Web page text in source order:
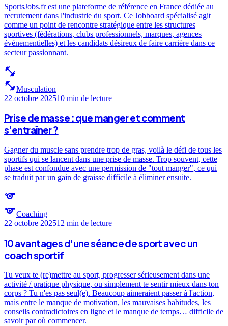
SportsJobs.fr est une plateforme de référence en France dédiée au
recrutement dans l'industrie du sport. Ce Jobboard spécialisé agit
comme un point de rencontre stratégique entre les structures
sportives (fédérations, clubs professionnels, marques, agences
événementielles) et les candidats désireux de faire carrière dans ce
secteur passionnant.
fitness_center
fitness_centerMusculation
22 octobre 202510 min de lecture
Prise de masse : que manger et comment
s'entraîner ?
Gagner du muscle sans prendre trop de gras, voilà le défi de tous les
sportifs qui se lancent dans une prise de masse. Trop souvent, cette
phase est confondue avec une permission de "tout manger", ce qui
se traduit par un gain de graisse difficile à éliminer ensuite.
sports
sportsCoaching
22 octobre 202512 min de lecture
10 avantages d'une séance de sport avec un
coach sportif
Tu veux te (re)mettre au sport, progresser sérieusement dans une
activité / pratique physique, ou simplement te sentir mieux dans ton
corps ? Tu n'es pas seul(e). Beaucoup aimeraient passer à l'action,
mais entre le manque de motivation, les mauvaises habitudes, les
conseils contradictoires en ligne et le manque de temps… difficile de
savoir par où commencer.